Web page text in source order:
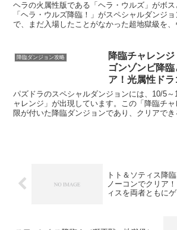
ヘラの火属性版である「ヘラ・ウルズ」がボ
「ヘラ・ウルズ降臨！」がスペシャルダンジ
で、まだ入場したことがなかった超地獄級を
降臨ダンジョン攻略
降臨チャレン
ゴンゾンビ降
ア！光属性ド
かったので、
ズドラ]
パズドラのスペシャルダンジョンには、10/5
ャレンジ」が出現しています。この「降臨チ
限が付いた降臨ダンジョンであり、クリアで
トト＆ソティス降
ノーコンでクリア
ィスを両者ともに